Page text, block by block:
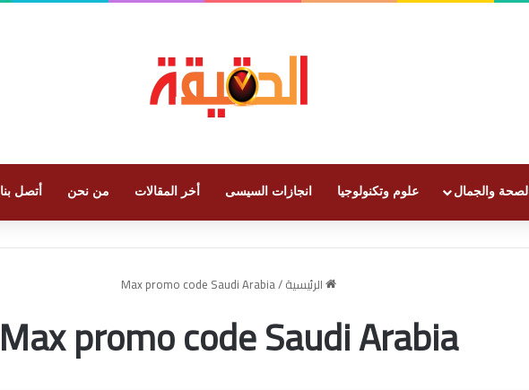
الصحة والجمال علوم وتكنولوجيا انجازات السيسى أخر المقالات من نحن أتصل بنا
الرئيسية/
Max promo code Saudi Arabia
Max promo code Saudi Arabia